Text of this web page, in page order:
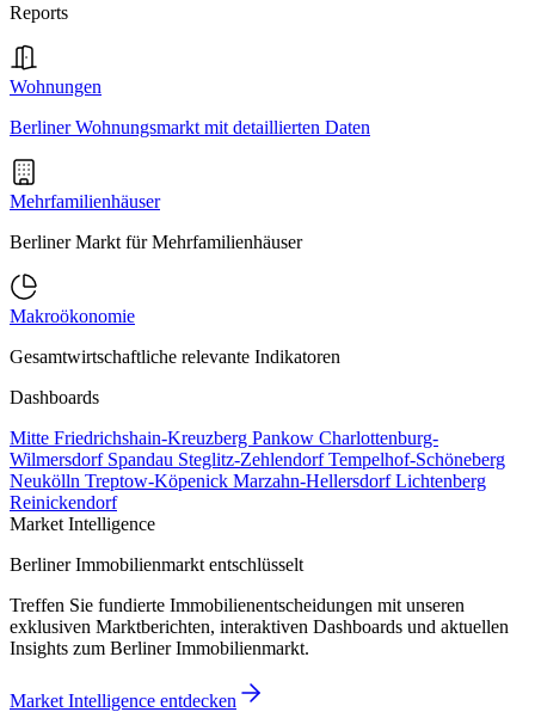
Reports
Wohnungen
Berliner Wohnungsmarkt mit detaillierten Daten
Mehrfamilienhäuser
Berliner Markt für Mehrfamilienhäuser
Makroökonomie
Gesamtwirtschaftliche relevante Indikatoren
Dashboards
Mitte Friedrichshain-Kreuzberg Pankow Charlottenburg-
Wilmersdorf Spandau Steglitz-ZehlendorfTempelhof-Schöneberg
Neukölln Treptow-Köpenick Marzahn-HellersdorfLichtenberg
Reinickendorf
Market Intelligence
Berliner Immobilienmarkt entschlüsselt
Treffen Sie fundierte Immobilienentscheidungen mit unseren
exklusiven Marktberichten, interaktiven Dashboards und aktuellen
Insights zum Berliner Immobilienmarkt.
Market Intelligence entdecken